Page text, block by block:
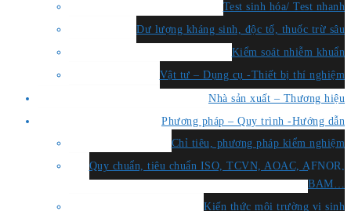
Test sinh hóa/ Test nhanh
Dư lượng kháng sinh, độc tố, thuốc trừ sâu
Kiểm soát nhiễm khuẩn
Vật tư – Dụng cụ -Thiết bị thí nghiệm
Nhà sản xuất – Thương hiệu
Phương pháp – Quy trình -Hướng dẫn
Chỉ tiêu, phương pháp kiểm nghiệm
Quy chuẩn, tiêu chuẩn ISO, TCVN, AOAC, AFNOR,
BAM…
Kiến thức môi trường vi sinh